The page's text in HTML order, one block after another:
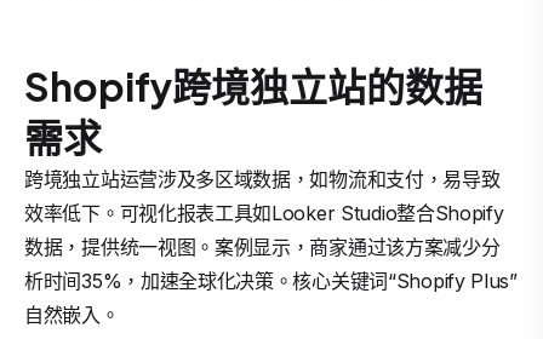
Shopify跨境独立站的数据
需求
跨境独立站运营涉及多区域数据，如物流和支付，易导致
效率低下。可视化报表工具如Looker Studio整合Shopify
数据，提供统一视图。案例显示，商家通过该方案减少分
析时间35%，加速全球化决策。核心关键词“Shopify Plus”
自然嵌入。